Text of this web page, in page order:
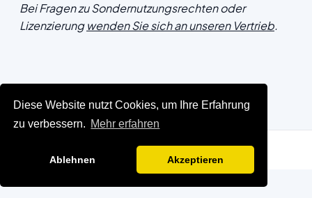
Diese Website nutzt Cookies, um Ihre Erfahrung
zu verbessern. Mehr erfahren
Ablehnen Akzeptieren
Bei Fragen zu Sondernutzungsrechten oder
Lizenzierungwenden Sie sich an unseren Vertrieb.